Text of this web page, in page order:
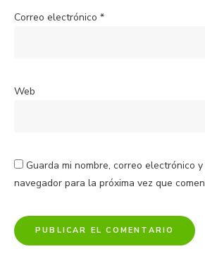
Correo electrónico *
Web
Guarda mi nombre, correo electrónico
navegador para la próxima vez que